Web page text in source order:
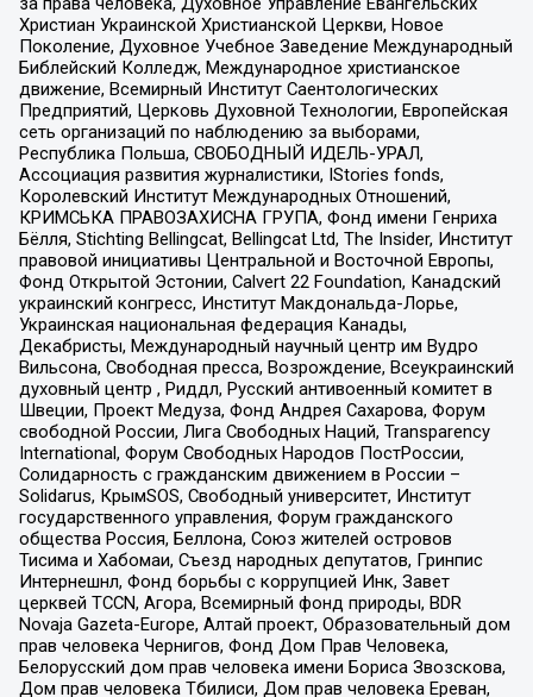
Христиан Украинской Христианской Церкви, Новое
Поколение, Духовное Учебное Заведение Международный
Библейский Колледж, Международное христианское
движение, Всемирный Институт Саентологических
Предприятий, Церковь Духовной Технологии, Европейская
сеть организаций по наблюдению за выборами,
Республика Польша, СВОБОДНЫЙ ИДЕЛЬ-УРАЛ,
Ассоциация развития журналистики, IStories fonds,
Королевский Институт Международных Отношений,
КРИМСЬКА ПРАВОЗАХИСНА ГРУПА, Фонд имени Генриха
Бёлля, Stichting Bellingcat, Bellingcat Ltd, The Insider, Институт
правовой инициативы Центральной и Восточной Европы,
Фонд Открытой Эстонии, Calvert 22 Foundation, Канадский
украинский конгресс, Институт Макдональда-Лорье,
Украинская национальная федерация Канады,
Декабристы, Международный научный центр им Вудро
Вильсона, Свободная пресса, Возрождение, Всеукраинский
духовный центр , Риддл, Русский антивоенный комитет в
Швеции, Проект Медуза, Фонд Андрея Сахарова, Форум
свободной России, Лига Свободных Наций, Transparеncy
International, Форум Свободных Народов ПостРоссии,
Солидарность с гражданским движением в России –
Solidarus, КрымSOS, Свободный университет, Институт
государственного управления, Форум гражданского
общества Россия, Беллона, Союз жителей островов
Тисима и Хабомаи, Съезд народных депутатов, Гринпис
Интернешнл, Фонд борьбы с коррупцией Инк, Завет
церквей TCCN, Агора, Всемирный фонд природы, BDR
Novaja Gazeta-Europe, Алтай проект, Образовательный дом
прав человека Чернигов, Фонд Дом Прав Человека,
Белорусский дом прав человека имени Бориса Звозскова,
Дом прав человека Тбилиси, Дом прав человека Ереван,